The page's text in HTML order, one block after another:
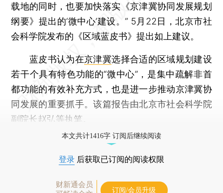
载地的同时，也要加快落实《京津冀协同发展规划
纲要》提出的‘微中心’建设。” 5月22日，北京市社
会科学院发布的《区域蓝皮书》提出如上建议。
蓝皮书认为在京津冀选择合适的区域规划建设
若干个具有特色功能的“微中心”，是集中疏解非首
都功能的有效补充方式，也是进一步推动京津冀协
同发展的重要抓手。该篇报告由北京市社会科学院
副院长赵弘等执笔。
本文共计1416字 订阅后继续阅读
登录 后获取已订阅的阅读权限
财新通会员
订阅/会员升级